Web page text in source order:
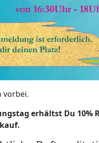
vorbei.
erhältst Du 10%